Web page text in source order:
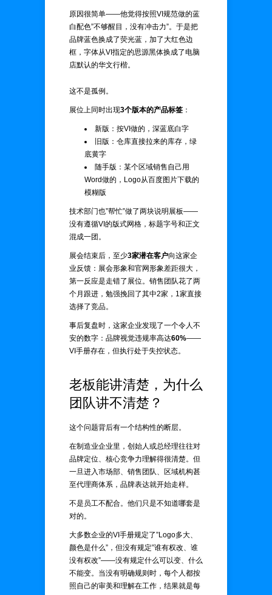
原因很简单——他觉得按照VI规范做的蓝
白配色”不够醒目，没有冲击力”。于是把
品牌蓝色换成了荧光蓝，加了大红色边
框，字体从VI指定的思源黑体换成了电脑
店默认的华文行楷。
这不是孤例。
展位上同时出现3个版本的产品标签 ：
新版：按VI做的，深蓝底白字
旧版：仓库直接拉来的库存，绿
底黄字
随手版：某个区域销售自己用
Word做的，Logo从百度图片下载的
模糊版
技术部门也”帮忙”做了两块说明展板——
没有遵循VI的版式网格，标题字号和正文
混成一团。
展会结束后，至少3家潜在客户向这家企
业反馈：展会形象和官网形象差距很大，
第一反应是走错了展位。销售团队花了两
个月跟进，勉强挽回了其中2家，1家直接
选择了竞品。
事后复盘时，这家企业发现了一个令人不
安的数字：品牌视觉违规率高达60%——
VI手册存在，但执行处于失控状态。
老板能讲清楚，为什么
团队讲不清楚？
这个问题背后有一个结构性的断层。
在制造业企业里，创始人或总经理往往对
品牌定位、核心竞争力理解得很清楚。但
一旦进入市场部、销售团队、区域机构甚
至代理商体系，品牌表达就开始走样。
不是员工不配合。他们只是不知道哪套是
对的。
大多数企业的VI手册规定了”Logo多大、
颜色是什么”，但没有规定”谁有权改、谁
没有权改”——没有规定什么可以变、什么
不能变。当没有明确规则时，每个人都按
照自己的审美和理解在工作，结果就是每